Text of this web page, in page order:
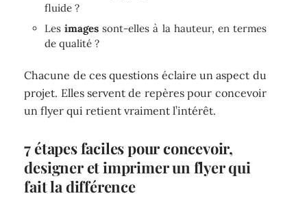
fluide ?
Lesimages sont-elles à la hauteur, en termes
de qualité ?
Chacune de ces questions éclaire un aspect du
projet. Elles servent de repères pour concevoir
un flyer qui retient vraiment l’intérêt.
7 étapes faciles pour concevoir,
designer et imprimer un flyer qui
fait la différence